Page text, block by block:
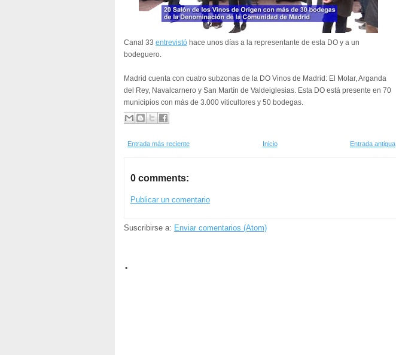
Canal 33 entrevistó hace unos días a la representante de esta DO y a un
bodeguero.
Madrid cuenta con cuatro subzonas de la DO Vinos de Madrid: El Molar, Arganda
del Rey, Navalcarnero y San Martín de Valdeiglesias. Esta DO está presente en 70
municipios con más de 3.000 viticultores y 50 bodegas.
Entrada más reciente Entrada antigua
Inicio
0 comments:
Publicar un comentario
Suscribirse a: Enviar comentarios (Atom)
.